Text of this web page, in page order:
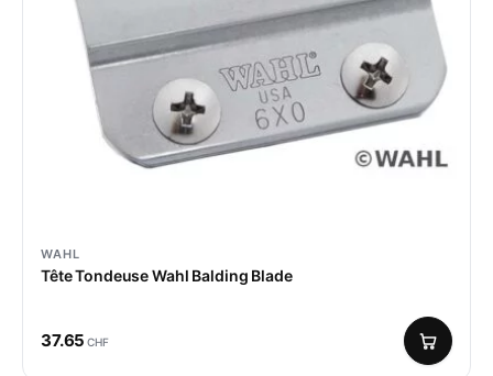
WAHL
Tête Tondeuse Wahl Balding Blade
37.65 CHF